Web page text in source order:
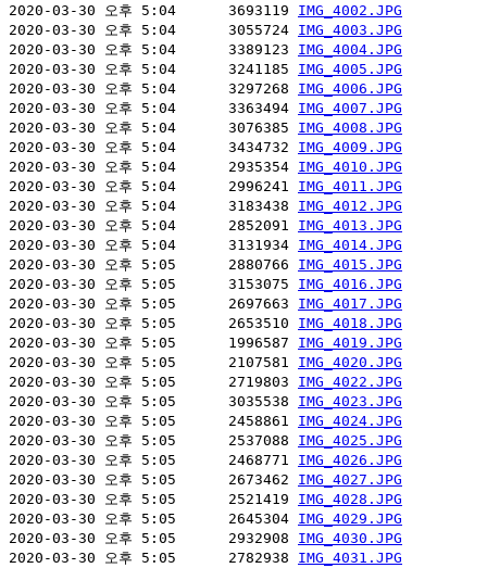
2020-03-30 오후 5:04      3693119 IMG_4002.JPG
2020-03-30 오후 5:04      3055724 IMG_4003.JPG
2020-03-30 오후 5:04      3389123 IMG_4004.JPG
2020-03-30 오후 5:04      3241185 IMG_4005.JPG
2020-03-30 오후 5:04      3297268 IMG_4006.JPG
2020-03-30 오후 5:04      3363494 IMG_4007.JPG
2020-03-30 오후 5:04      3076385 IMG_4008.JPG
2020-03-30 오후 5:04      3434732 IMG_4009.JPG
2020-03-30 오후 5:04      2935354 IMG_4010.JPG
2020-03-30 오후 5:04      2996241 IMG_4011.JPG
2020-03-30 오후 5:04      3183438 IMG_4012.JPG
2020-03-30 오후 5:04      2852091 IMG_4013.JPG
2020-03-30 오후 5:04      3131934 IMG_4014.JPG
2020-03-30 오후 5:05      2880766 IMG_4015.JPG
2020-03-30 오후 5:05      3153075 IMG_4016.JPG
2020-03-30 오후 5:05      2697663 IMG_4017.JPG
2020-03-30 오후 5:05      2653510 IMG_4018.JPG
2020-03-30 오후 5:05      1996587 IMG_4019.JPG
2020-03-30 오후 5:05      2107581 IMG_4020.JPG
2020-03-30 오후 5:05      2719803 IMG_4022.JPG
2020-03-30 오후 5:05      3035538 IMG_4023.JPG
2020-03-30 오후 5:05      2458861 IMG_4024.JPG
2020-03-30 오후 5:05      2537088 IMG_4025.JPG
2020-03-30 오후 5:05      2468771 IMG_4026.JPG
2020-03-30 오후 5:05      2673462 IMG_4027.JPG
2020-03-30 오후 5:05      2521419 IMG_4028.JPG
2020-03-30 오후 5:05      2645304 IMG_4029.JPG
2020-03-30 오후 5:05      2932908 IMG_4030.JPG
2020-03-30 오후 5:05      2782938 IMG_4031.JPG